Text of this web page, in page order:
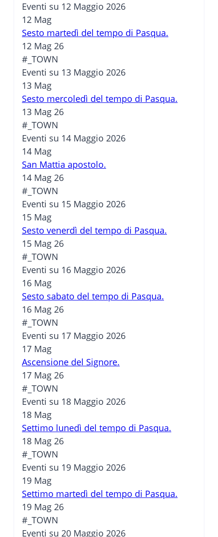
Eventi su 12 Maggio 2026
12 Mag
Sesto martedì del tempo di Pasqua.
12 Mag 26
#_TOWN
Eventi su 13 Maggio 2026
13 Mag
Sesto mercoledì del tempo di Pasqua.
13 Mag 26
#_TOWN
Eventi su 14 Maggio 2026
14 Mag
San Mattia apostolo.
14 Mag 26
#_TOWN
Eventi su 15 Maggio 2026
15 Mag
Sesto venerdì del tempo di Pasqua.
15 Mag 26
#_TOWN
Eventi su 16 Maggio 2026
16 Mag
Sesto sabato del tempo di Pasqua.
16 Mag 26
#_TOWN
Eventi su 17 Maggio 2026
17 Mag
Ascensione del Signore.
17 Mag 26
#_TOWN
Eventi su 18 Maggio 2026
18 Mag
Settimo lunedì del tempo di Pasqua.
18 Mag 26
#_TOWN
Eventi su 19 Maggio 2026
19 Mag
Settimo martedì del tempo di Pasqua.
19 Mag 26
#_TOWN
Eventi su 20 Maggio 2026